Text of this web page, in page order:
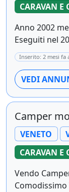
CARAVAN E
Anno 2002
Eseguiti nel
Inserito: 2 mesi fa
VEDI
Camper
VENETO
CARAVAN E
Vendo
Comodissimo